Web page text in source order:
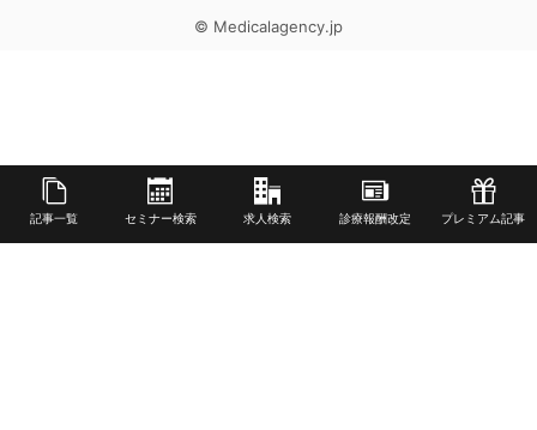
記事一覧 セミナー検索 求人検索 診療報酬改定 プレミアム記事
© Medicalagency.jp